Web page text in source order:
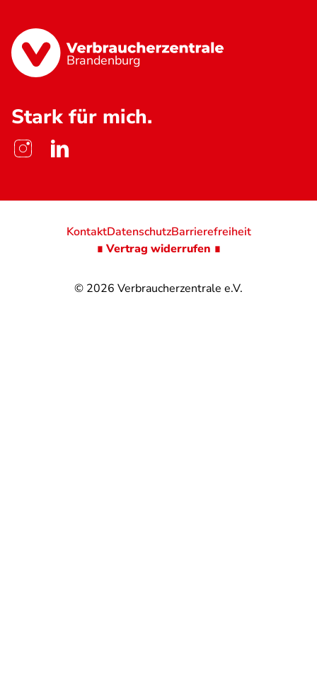
Brandenburg
Stark für mich.
© 2026 Verbraucherzentrale e.V.
KontaktDatenschutzBarrierefreiheit
∎ Vertrag widerrufen ∎